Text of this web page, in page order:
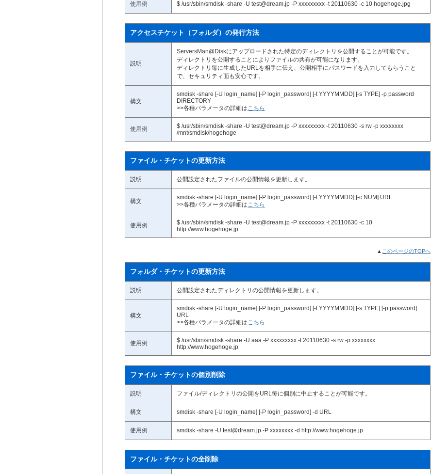
使用例 $ /usr/sbin/smdisk -share -U test@dream.jp -P xxxxxxxxx -t 20110630 -c 10 hogehoge.jpg
アクセスチケット（フォルダ）の発行方法
説明
ServersMan@Diskにアップロードされた特定のディレクトリを公開することが可能です。
ディレクトリを公開することによりファイルの共有が可能になります。
ディレクトリ毎に生成したURLを相手に伝え、公開相手にパスワードを入力してもらうこと
で、セキュリティ面も安心です。
構文
smdisk -share [-U login_name] [-P login_password] [-t YYYYMMDD] [-s TYPE] -p password
DIRECTORY
>>各種パラメータの詳細はこちら
使用例
$ /usr/sbin/smdisk -share -U test@dream.jp -P xxxxxxxxx -t 20110630 -s rw -p xxxxxxxx
/mnt/smdisk/hogehoge
ファイル・チケットの更新方法
説明 公開設定されたファイルの公開情報を更新します。
構文
smdisk -share [-U login_name] [-P login_password] [-t YYYYMMDD] [-c NUM] URL
>>各種パラメータの詳細はこちら
使用例
$ /usr/sbin/smdisk -share -U test@dream.jp -P xxxxxxxxx -t 20110630 -c 10
http://www.hogehoge.jp
▲ このページのTOPへ
フォルダ・チケットの更新方法
説明 公開設定されたディレクトリの公開情報を更新します。
構文
smdisk -share [-U login_name] [-P login_password] [-t YYYYMMDD] [-s TYPE] [-p password]
URL
>>各種パラメータの詳細はこちら
使用例
$ /usr/sbin/smdisk -share -U aaa -P xxxxxxxxx -t 20110630 -s rw -p xxxxxxxx
http://www.hogehoge.jp
ファイル・チケットの個別削除
説明 ファイル/ディレクトリの公開をURL毎に個別に中止することが可能です。
構文 smdisk -share [-U login_name] [-P login_password] -d URL
使用例 smdisk -share -U test@dream.jp -P xxxxxxxx -d http://www.hogehoge.jp
ファイル・チケットの全削除